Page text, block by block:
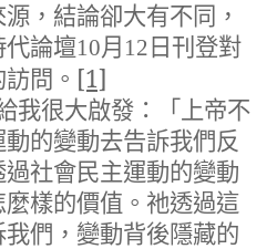
，結論卻大有不同，
代論壇10月 12 日刊登對
問。 [1]
我很大啟發：「上帝不
的變動去告訴我們反
社會民主運動的變動
樣的價值。祂透過這
們，變動背後隱藏的